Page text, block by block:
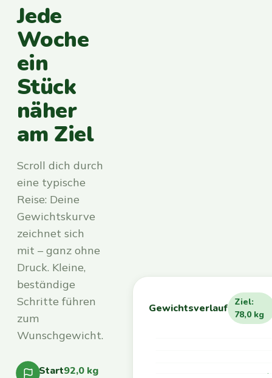
Jede
Woche
ein
Stück
näher
am Ziel
Scroll dich durch
eine typische
Reise: Deine
Gewichtskurve
zeichnet sich
mit – ganz ohne
Druck. Kleine,
beständige
Schritte führen
zum
Wunschgewicht.
Start92,0 kg
Gewichtsverlauf
Ziel:
78,0 kg